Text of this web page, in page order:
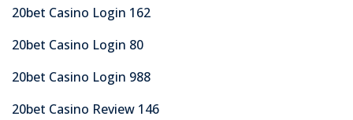
20bet Casino Login 162
20bet Casino Login 80
20bet Casino Login 988
20bet Casino Review 146